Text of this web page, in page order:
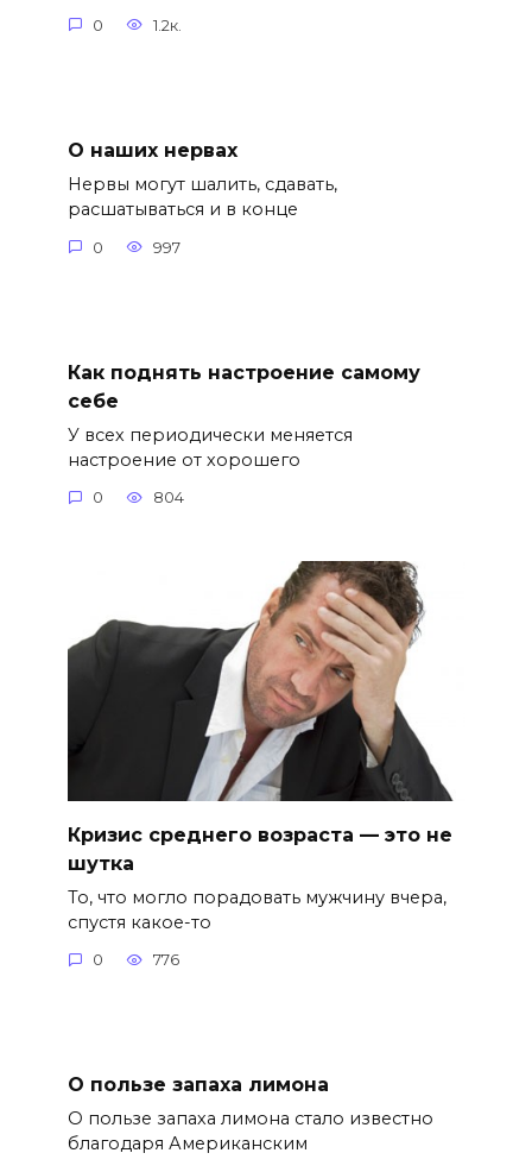
0 1.2к.
О наших нервах
Нервы могут шалить, сдавать,
расшатываться и в конце
0 997
Как поднять настроение самому
себе
У всех периодически меняется
настроение от хорошего
0 804
Кризис среднего возраста — это не
шутка
То, что могло порадовать мужчину вчера,
спустя какое-то
0 776
О пользе запаха лимона
О пользе запаха лимона стало известно
благодаря Американским